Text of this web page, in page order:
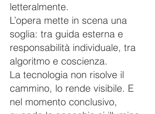
letteralmente.
L’opera mette in scena una
soglia: tra guida esterna e
responsabilità individuale, tra
algoritmo e coscienza.
La tecnologia non risolve il
cammino, lo rende visibile. E
nel momento conclusivo,